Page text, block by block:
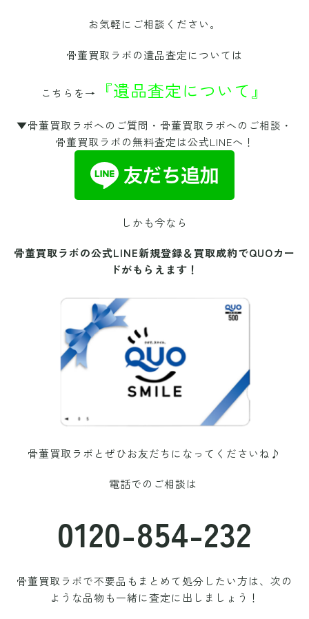
お気軽にご相談ください。
骨董買取ラボの遺品査定については
こちらを→ 『遺品査定について』
▼骨董買取ラボへのご質問・骨董買取ラボへのご相談・
骨董買取ラボの無料査定は公式LINEへ！
しかも今なら
骨董買取ラボの公式LINE新規登録＆買取成約でQUOカー
ドがもらえます！
骨董買取ラボとぜひお友だちになってくださいね♪
電話でのご相談は
0120-854-232
骨董買取ラボで不要品もまとめて処分したい方は、次の
ような品物も一緒に査定に出しましょう！